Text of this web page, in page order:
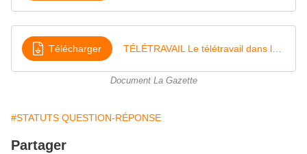
Télécharger
Document La Gazette
#STATUTS QUESTION-RÉPONSE
Partager